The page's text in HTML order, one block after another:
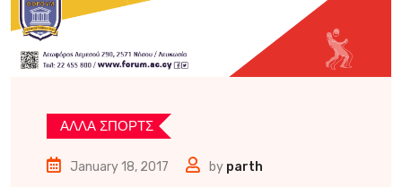
ΑΛΛΑ ΣΠΟΡΤΣ
January 18, 2017 by parth